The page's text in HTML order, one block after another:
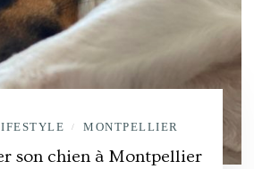
/ MONTPELLIER
son chien à Montpellier